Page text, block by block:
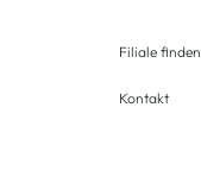
Filiale finden
Kontakt